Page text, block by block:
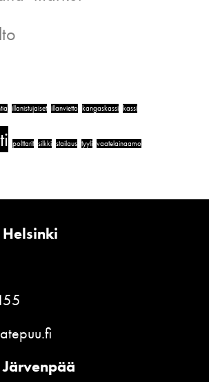
illanistujaiset illanvietto kangaskassi kassi
polttarit silkki stailaus tyyli vaatelainaamo